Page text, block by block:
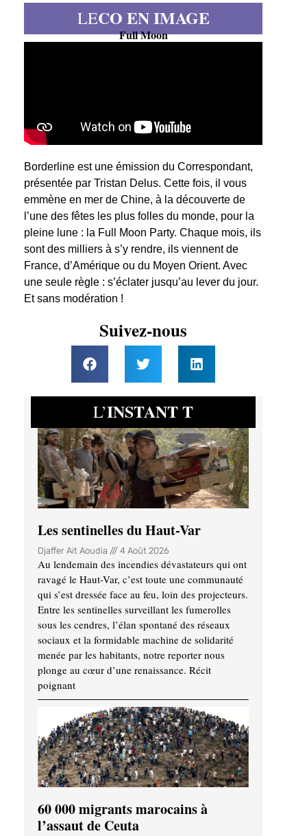
LECO EN IMAGE
Full Moon
Borderline est une émission du Correspondant,
présentée par Tristan Delus. Cette fois, il vous
emmène en mer de Chine, à la découverte de
l’une des fêtes les plus folles du monde, pour la
pleine lune : la Full Moon Party. Chaque mois, ils
sont des milliers à s’y rendre, ils viennent de
France, d’Amérique ou du Moyen Orient. Avec
une seule règle : s’éclater jusqu’au lever du jour.
Et sans modération !
Suivez-nous
L’INSTANT T
Les sentinelles du Haut-Var
Djaffer Ait Aoudia 4 Août 2026
Au lendemain des incendies dévastateurs qui ont
ravagé le Haut-Var, c’est toute une communauté
qui s’est dressée face au feu, loin des projecteurs.
Entre les sentinelles surveillant les fumerolles
sous les cendres, l’élan spontané des réseaux
sociaux et la formidable machine de solidarité
menée par les habitants, notre reporter nous
plonge au cœur d’une renaissance. Récit
poignant
60 000 migrants marocains à
l’assaut de Ceuta